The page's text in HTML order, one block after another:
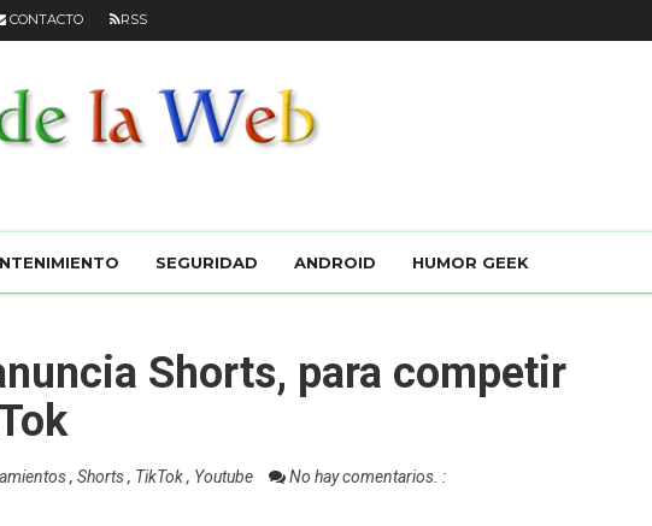
CONTACTO RSS
SEGURIDAD ANDROID HUMOR GEEK
Shorts, para competir
, Shorts, TikTok, Youtube No hay comentarios. :